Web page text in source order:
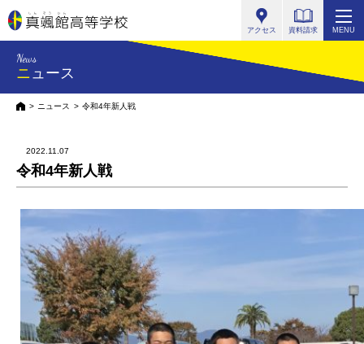
アクセス 資料請求 MENU
News
ニュース
HOMEニュース 令和4年新人戦
2022.11.07
令和4年新人戦